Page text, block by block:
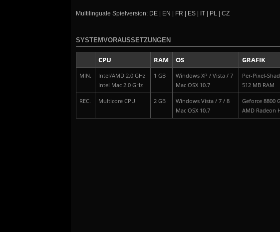
Multilinguale Spielversion: DE | EN | FR | ES | IT | PL | CZ
SYSTEMVORAUSSETZUNGEN
CPU RAM OS GRAFIK
MIN.
Intel/AMD 2.0 GHz
Intel Mac 2.0 GHz
1 GB
Windows XP / Vista / 7
Mac OSX 10.7
Per-Pixel-
512 MB RAM
REC. Multicore CPU 2 GB
Windows Vista / 7 / 8
Mac OSX 10.7
Geforce 8800
AMD Radeon